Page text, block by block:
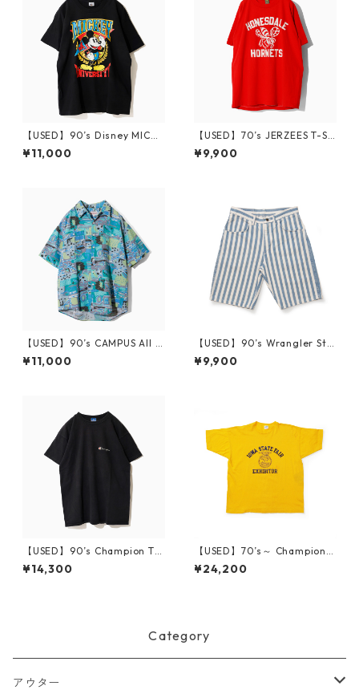
【USED】90’s Disney MICKE
Y UNIVERSITY T-Shirt
¥11,000
【USED】70’s JERZEES T-Sh
irt HONESDALE HORNETS L
¥9,900
【USED】90’s CAMPUS All O
ver Print S/S Shirt M
¥11,000
【USED】90’s Wrangler Stri
pe Short Pants W29 Made i
n USA
¥9,900
【USED】90’s Champion T-S
hirt Made in USA 88/12 Body
XL
¥14,300
【USED】70’s～ Champion I
OWA STATE FAIR FFA T-Shir
t XL
¥24,200
Category
アウター